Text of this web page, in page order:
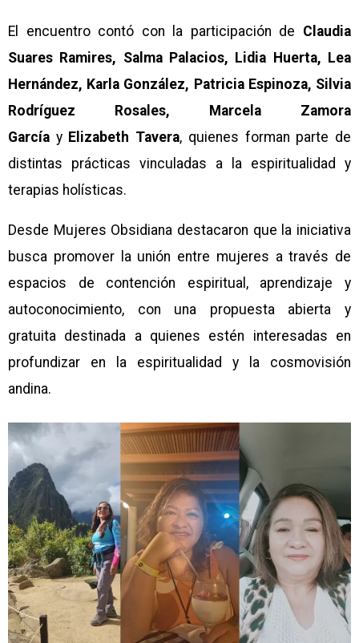
El encuentro contó con la participación de Claudia
Suares Ramires, Salma Palacios, Lidia Huerta, Lea
Hernández, Karla González, Patricia Espinoza, Silvia
Rodríguez Rosales, Marcela Zamora
García yElizabeth Tavera, quienes forman parte de
distintas prácticas vinculadas a la espiritualidad y
terapias holísticas.
Desde Mujeres Obsidiana destacaron que la iniciativa
busca promover la unión entre mujeres a través de
espacios de contención espiritual, aprendizaje y
autoconocimiento, con una propuesta abierta y
gratuita destinada a quienes estén interesadas en
profundizar en la espiritualidad y la cosmovisión
andina.